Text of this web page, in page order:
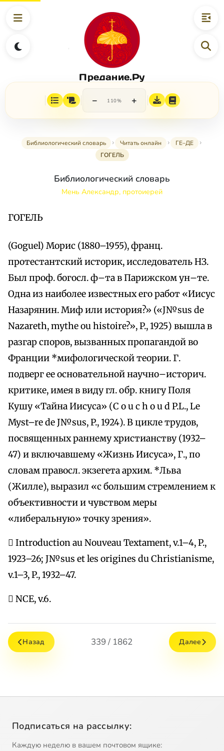
Предание.Ру
− 110% +
Библиологический словарь Читать онлайн
ГЕ–ДЕ
ГОГЕЛЬ
Библиологический словарь
Мень Александр, протоиерей
ГОГЕЛЬ
(Goguel) Морис (1880–1955), франц.
протестантский историк, исследователь НЗ.
Был проф. богосл. ф–та в Парижском ун–те.
Одна из наиболее известных его работ «Иисус
Назарянин. Миф или история?» («J№sus de
Nazareth, mythe ou histoire?», P., 1925) вышла в
разгар споров, вызванных пропагандой во
Франции *мифологической теории. Г.
подверг ее основательной научно–историч.
критике, имея в виду гл. обр. книгу Поля
Кушу «Тайна Иисуса» (C o u c h o u d P.L., Le
Myst–re de J№sus, P., 1924). В цикле трудов,
посвященных раннему христианству (1932–
47) и включавшему «Жизнь Иисуса», Г., по
словам правосл. экзегета архим. *Льва
(Жилле), выразил «с большим стремлением к
объективности и чувством меры
«либеральную» точку зрения».
 Introduction au Nouveau Textament, v.1–4, P.,
1923–26; J№sus et les origines du Сhristianisme,
v.1–3, P., 1932–47.
 NCE, v.6.
Назад 339 / 1862 Далее
Подписаться на рассылку:
Каждую неделю в вашем почтовом ящике: